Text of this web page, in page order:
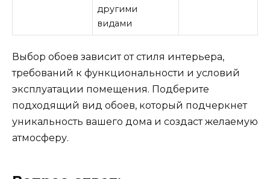
другими
видами
Выбор обоев зависит от стиля интерьера,
требований к функциональности и условий
эксплуатации помещения. Подберите
подходящий вид обоев, который подчеркнет
уникальность вашего дома и создаст желаемую
атмосферу.